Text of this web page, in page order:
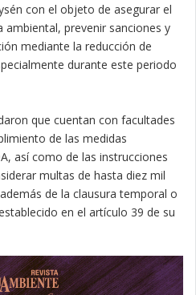
con el objeto de asegurar el
prevenir sanciones y
mediante la reducción de
durante este periodo
que cuentan con facultades
de las medidas
así como de las instrucciones
multas de hasta diez mil
de la clausura temporal o
en el artículo 39 de su